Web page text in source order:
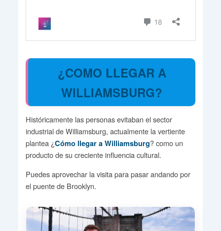
¿COMO LLEGAR A
WILLIAMSBURG?
Históricamente las personas evitaban el sector
industrial de Williamsburg, actualmente la vertiente
plantea ¿Cómo llegar a Williamsburg? como un
producto de su creciente influencia cultural.
Puedes aprovechar la visita para pasar andando por
el puente de Brooklyn.